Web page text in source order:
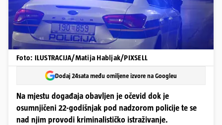
Foto: ILUSTRACIJA/Matija Habljak/PIXSELL
Dodaj 24sata među omiljene izvore na Googleu
Na mjestu događaja obavljen je očevid dok je
osumnjičeni 22-godišnjak pod nadzorom policije te se
nad njim provodi kriminalističko istraživanje.